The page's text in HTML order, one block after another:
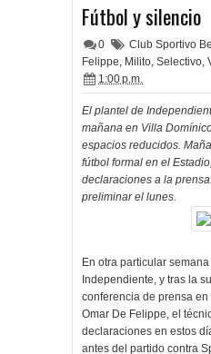
Fútbol y silencio
0 Club Sportivo
Felippe, Milito, Selectivo,
1:00 p.m.
El plantel de
mañana en Villa
espacios reducidos.
fútbol formal en el
declaraciones a la
preliminar el lunes.
En otra particular
Independiente, y tras la
conferencia de prensa
Omar De Felippe, el
declaraciones en estos
antes del partido contra